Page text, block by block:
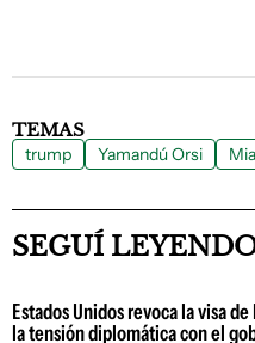
TEMAS
trump Yamandú Orsi
SEGUÍ
Estados Unidos revoca la visa
la tensión diplomática con el